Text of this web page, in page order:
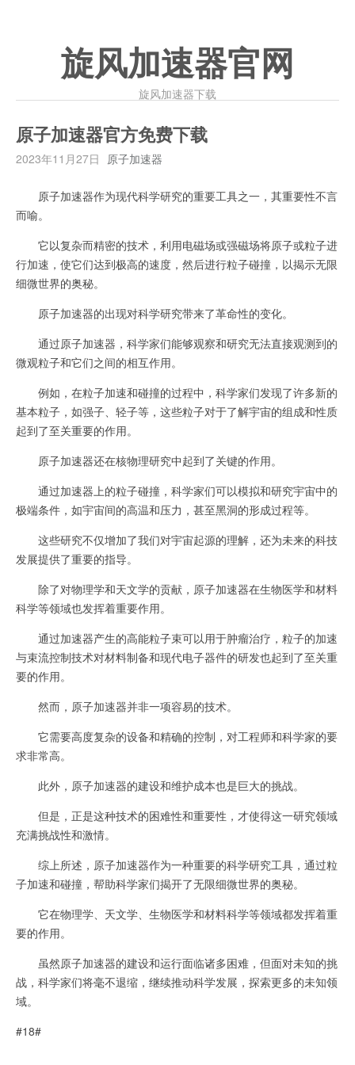
旋风加速器官网
旋风加速器下载
原子加速器官方免费下载
2023年11月27日 原子加速器
原子加速器作为现代科学研究的重要工具之一，其重要性不言
而喻。
它以复杂而精密的技术，利用电磁场或强磁场将原子或粒子进
行加速，使它们达到极高的速度，然后进行粒子碰撞，以揭示无限
细微世界的奥秘。
原子加速器的出现对科学研究带来了革命性的变化。
通过原子加速器，科学家们能够观察和研究无法直接观测到的
微观粒子和它们之间的相互作用。
例如，在粒子加速和碰撞的过程中，科学家们发现了许多新的
基本粒子，如强子、轻子等，这些粒子对于了解宇宙的组成和性质
起到了至关重要的作用。
原子加速器还在核物理研究中起到了关键的作用。
通过加速器上的粒子碰撞，科学家们可以模拟和研究宇宙中的
极端条件，如宇宙间的高温和压力，甚至黑洞的形成过程等。
这些研究不仅增加了我们对宇宙起源的理解，还为未来的科技
发展提供了重要的指导。
除了对物理学和天文学的贡献，原子加速器在生物医学和材料
科学等领域也发挥着重要作用。
通过加速器产生的高能粒子束可以用于肿瘤治疗，粒子的加速
与束流控制技术对材料制备和现代电子器件的研发也起到了至关重
要的作用。
然而，原子加速器并非一项容易的技术。
它需要高度复杂的设备和精确的控制，对工程师和科学家的要
求非常高。
此外，原子加速器的建设和维护成本也是巨大的挑战。
但是，正是这种技术的困难性和重要性，才使得这一研究领域
充满挑战性和激情。
综上所述，原子加速器作为一种重要的科学研究工具，通过粒
子加速和碰撞，帮助科学家们揭开了无限细微世界的奥秘。
它在物理学、天文学、生物医学和材料科学等领域都发挥着重
要的作用。
虽然原子加速器的建设和运行面临诸多困难，但面对未知的挑
战，科学家们将毫不退缩，继续推动科学发展，探索更多的未知领
域。
#18#